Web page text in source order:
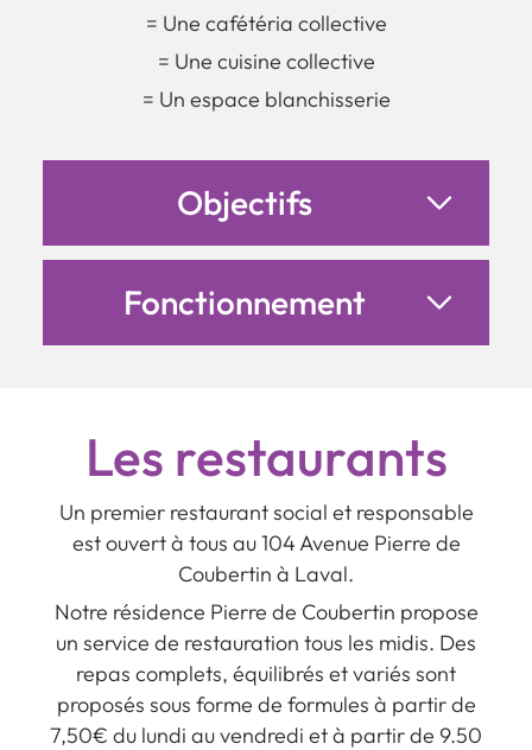
= Une cafétéria collective
= Une cuisine collective
= Un espace blanchisserie
Objectifs
Fonctionnement
Les restaurants
Un premier restaurant social et responsable
est ouvert à tous au 104 Avenue Pierre de
Coubertin à Laval.
Notre résidence Pierre de Coubertin propose
un service de restauration tous les midis. Des
repas complets, équilibrés et variés sont
proposés sous forme de formules à partir de
7,50€ du lundi au vendredi et à partir de 9.50